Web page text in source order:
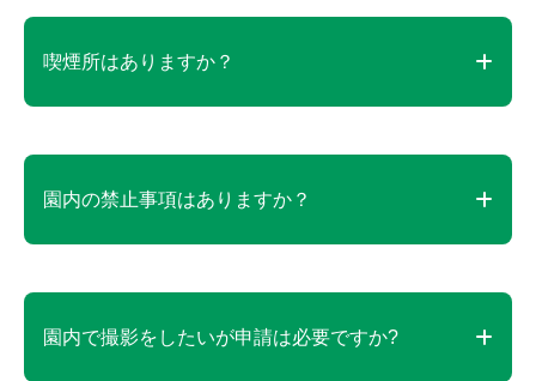
な方はご理解頂きご留意ください。
コインロッカー（有料）は次の場所に設置していま
長井ベース／キッズスペース／更衣休憩室棟
喫煙所はありますか？
園内に喫煙所を設置しています。必ず所定の喫煙所
園内の禁止事項はありますか？
火器の持ち込み禁止（キャンプ場を除く）／自走式
ど）／ドローンの使用禁止
園内で撮影をしたいが申請は必要ですか?